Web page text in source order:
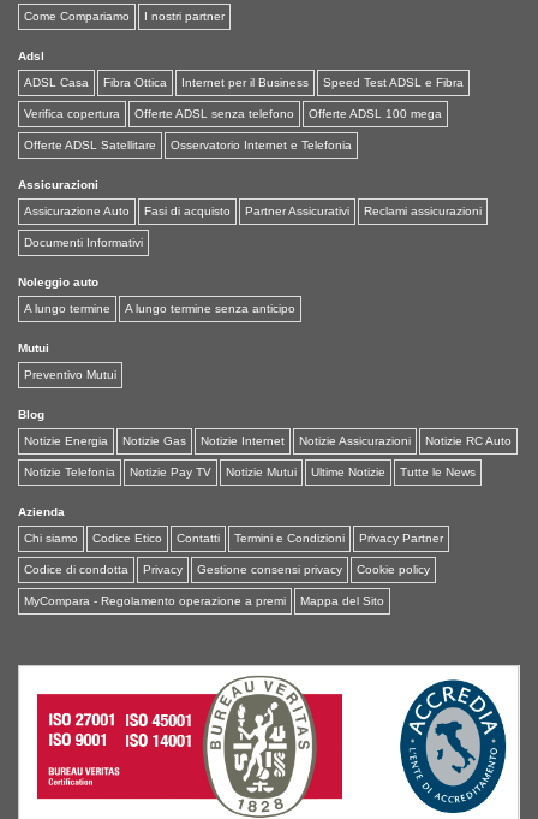
Come Compariamo I nostri partner
Adsl
ADSL Casa
Fibra Ottica Internet per il Business Speed Test ADSL e Fibra
Verifica copertura Offerte ADSL senza telefono Offerte ADSL 100 mega
Offerte ADSL Satellitare Osservatorio Internet e Telefonia
Assicurazioni
Assicurazione Auto
Fasi di acquisto Partner Assicurativi Reclami assicurazioni
Documenti Informativi
Noleggio auto
A lungo termine
A lungo termine senza anticipo
Mutui
Preventivo Mutui
Blog
Notizie Energia
Notizie Gas Notizie Internet Notizie Assicurazioni Notizie RC Auto
Notizie Telefonia Notizie Pay TV Notizie Mutui Ultime Notizie Tutte le News
Azienda
Chi siamo
Codice Etico Contatti Termini e Condizioni Privacy Partner
Codice di condotta Privacy Gestione consensi privacy Cookie policy
MyCompara - Regolamento operazione a premi Mappa del Sito